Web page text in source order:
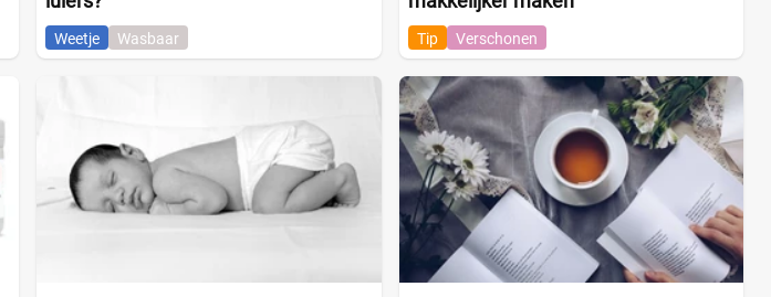
Weetje Wasbaar Tip Verschonen